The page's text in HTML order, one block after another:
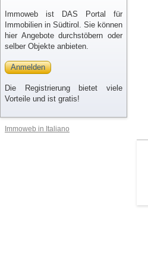
Immoweb ist DAS Portal für
Immobilien in Südtirol. Sie können
hier Angebote durchstöbern oder
selber Objekte anbieten.
Anmelden
Die Registrierung bietet viele
Vorteile und ist gratis!
Immoweb in Italiano